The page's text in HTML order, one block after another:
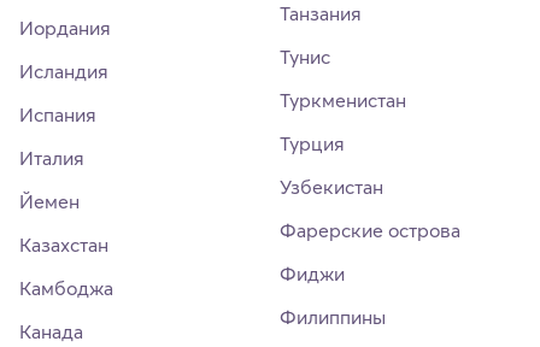
Иордания
Исландия
Испания
Италия
Йемен
Казахстан
Камбоджа
Канада
Танзания
Тунис
Туркменистан
Турция
Узбекистан
Фарерские острова
Фиджи
Филиппины